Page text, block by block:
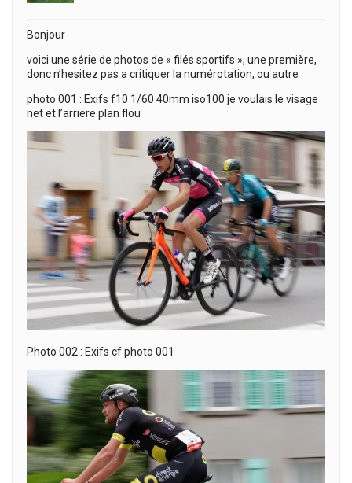
Bonjour
voici une série de photos de « filés sportifs », une première,
donc n’hesitez pas a critiquer la numérotation, ou autre
photo 001 : Exifs f10 1/60 40mm iso100 je voulais le visage
net et l’arriere plan flou
Photo 002 : Exifs cf photo 001